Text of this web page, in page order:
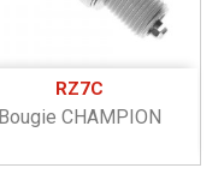
RZ7C
Bougie CHAMPION